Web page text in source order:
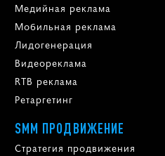
Медийная реклама
Мобильная реклама
Лидогенерация
Видеореклама
RTB реклама
Ретаргетинг
SMM ПРОДВИЖЕНИЕ
Стратегия продвижения